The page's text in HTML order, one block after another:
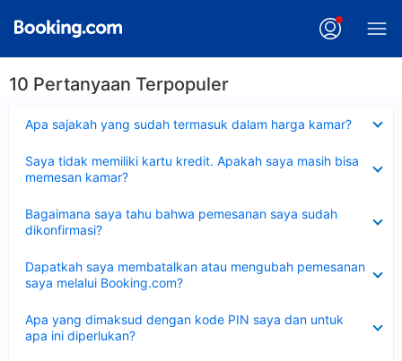
10 Pertanyaan Terpopuler
Apa sajakah yang sudah termasuk dalam harga kamar?
Saya tidak memiliki kartu kredit. Apakah saya masih bisa
memesan kamar?
Bagaimana saya tahu bahwa pemesanan saya sudah
dikonfirmasi?
Dapatkah saya membatalkan atau mengubah pemesanan
saya melalui Booking.com?
Apa yang dimaksud dengan kode PIN saya dan untuk
apa ini diperlukan?